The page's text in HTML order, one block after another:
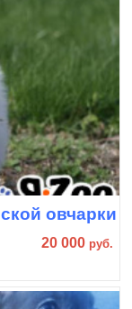
овчарки
20 000 руб.